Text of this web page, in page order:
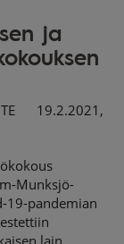
ja
19.2.2021,
Munksjö-
19-pandemian
lain